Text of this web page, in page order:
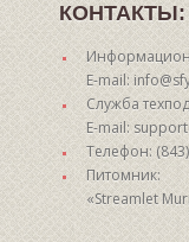
КОНТАКТЫ:
E-mail:
Служба
E-mail:
Телефон:
Питомник:
«Streamlet